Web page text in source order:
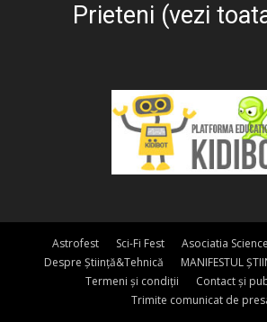
Prieteni (vezi
Astrofest Sci-Fi Fest
Asociatia
Despre Știință&Tehnică
MANIFESTUL
Termeni și condiții
Contact și
Trimite comunicat de